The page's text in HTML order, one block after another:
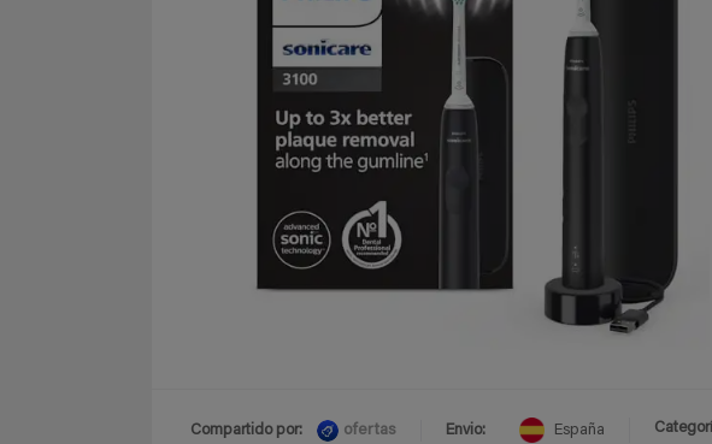
Compartido por: ofertas Envio: España